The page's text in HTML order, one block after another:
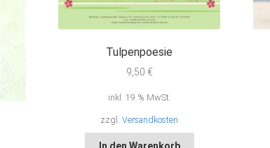
Tulpenpoesie
9,50 €
inkl. 19 % MwSt.
zzgl.Versandkosten